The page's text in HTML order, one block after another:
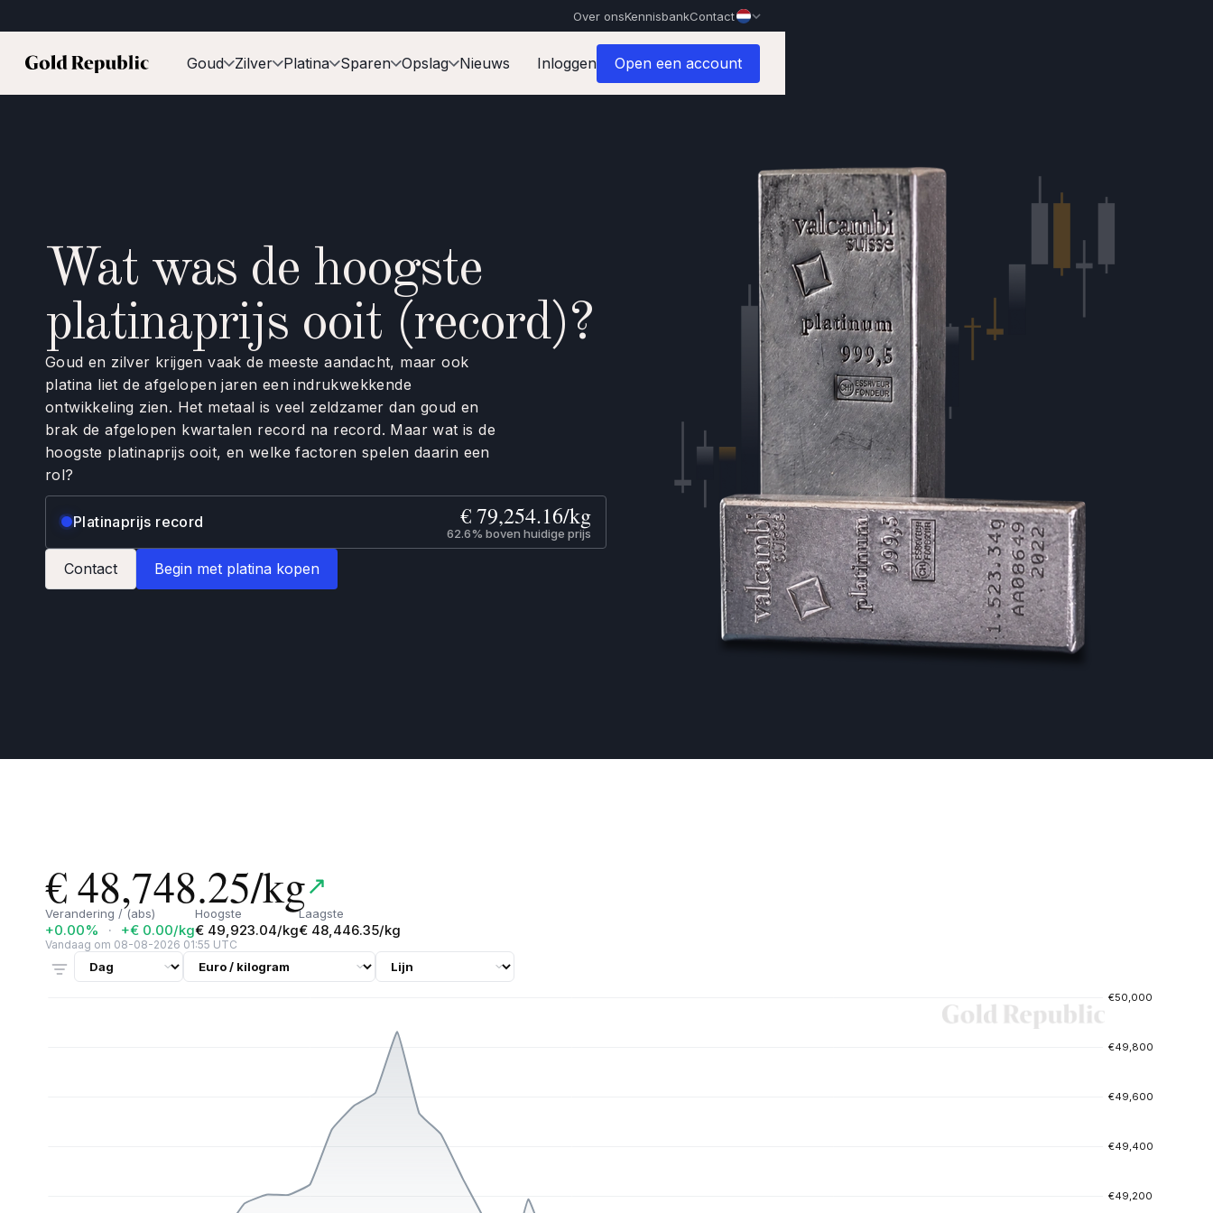
Over onsKennisbankContact
Goud Zilver Platina Sparen Opslag Nieuws Inloggen Open een account
Wat was de hoogste
platinaprijs ooit (record)?
Goud en zilver krijgen vaak de meeste aandacht, maar ook
platina liet de afgelopen jaren een indrukwekkende
ontwikkeling zien. Het metaal is veel zeldzamer dan goud en
brak de afgelopen kwartalen record na record. Maar wat is de
hoogste platinaprijs ooit, en welke factoren spelen daarin een
rol?
Platinaprijs record € 79,254.16/kg
62.6% boven huidige prijs
Contact Begin met platina kopen
€ 48,748.25/kg↗
Verandering / (abs)
+0.00% · +€ 0.00/kg
Hoogste
€ 49,923.04/kg
Laagste
€ 48,446.35/kg
Vandaag om 08-08-2026 01:55 UTC